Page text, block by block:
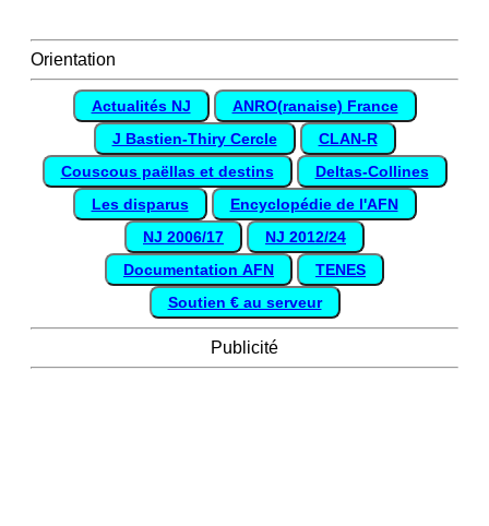
Orientation
Actualités NJ
ANRO(ranaise) France
J Bastien-Thiry Cercle
CLAN-R
Couscous paëllas et destins
Deltas-Collines
Les disparus
Encyclopédie de l'AFN
NJ 2006/17
NJ 2012/24
Documentation AFN
TENES
Soutien € au serveur
Publicité